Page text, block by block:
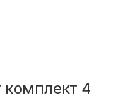
комплект 4